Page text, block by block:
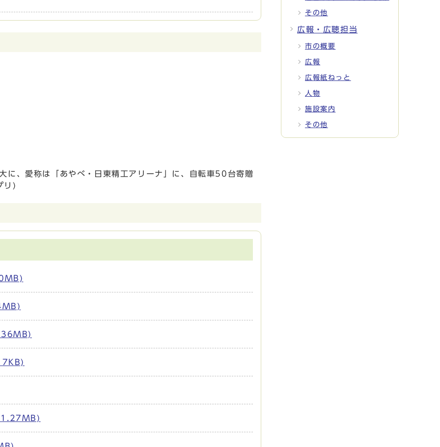
に、愛称は「あやべ・日東精工アリーナ」に、自転車50台寄贈
リ)
1.27MB)
その他
広報・広聴担当
市の概要
広報
広報紙ねっと
人物
施設案内
その他